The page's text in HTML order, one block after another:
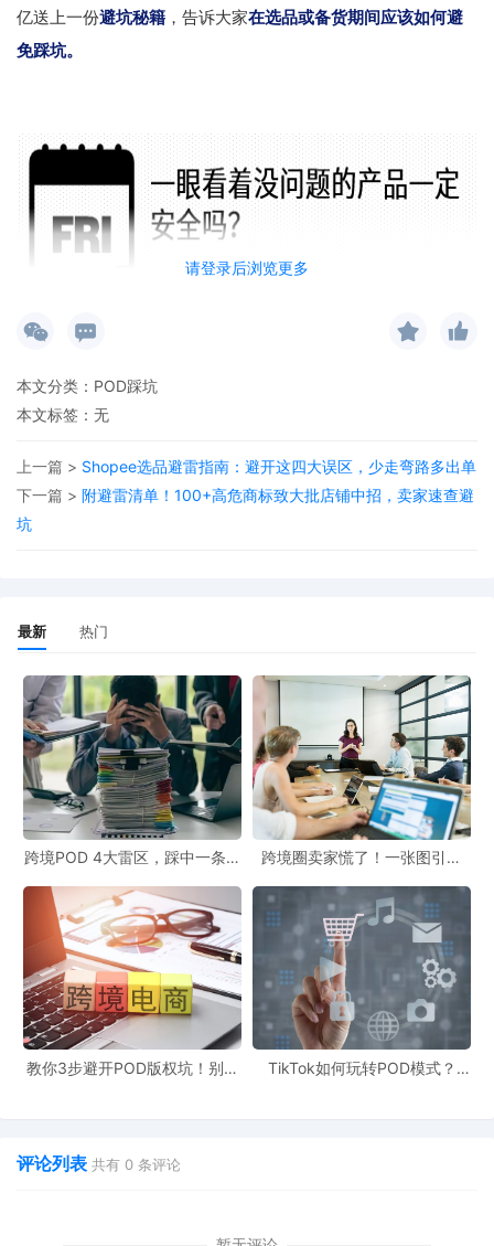
请登录后浏览更多
亿送上一份避坑秘籍 ，告诉大家在选品或备货期间应该如何避
免踩坑。
很多卖家心里或许会犯嘀咕，我一没卖LV、Chanel这些奢侈
帐号应该很安全吧。
（HULA-HOOP在美国
举个例子，HULA-HOOP这个自去年年底旺季开始在跨境电商
在之前关于侵权问题的推送中提过，请戳☞你中招了吗？
本文分类： POD踩坑
本文标签：无
上一篇 > Shopee选品避雷指南：避开这四大误区，少走弯路多出单
下一篇 > 附避雷清单！100+高危商标致大批店铺中招，卖家速查避
坑
最新 热门
跨境POD 4大雷区，踩中一条都
跨境圈卖家慌了！一张图引爆
踩！
教你3步避开POD版权坑！别让
TikTok如何玩转POD模式？
评论列表 共有 0 条评论